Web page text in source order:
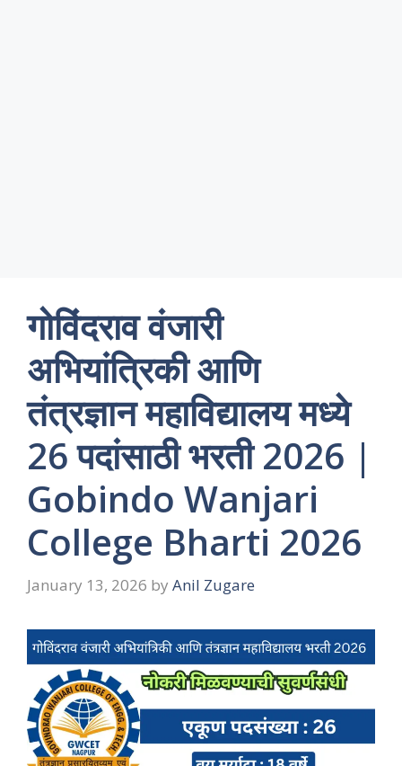
गोविंदराव वंजारी
अभियांत्रिकी आणि
तंत्रज्ञान महाविद्यालय मध्ये
26 पदांसाठी भरती 2026 |
Gobindo Wanjari
College Bharti 2026
January 13, 2026 by Anil Zugare